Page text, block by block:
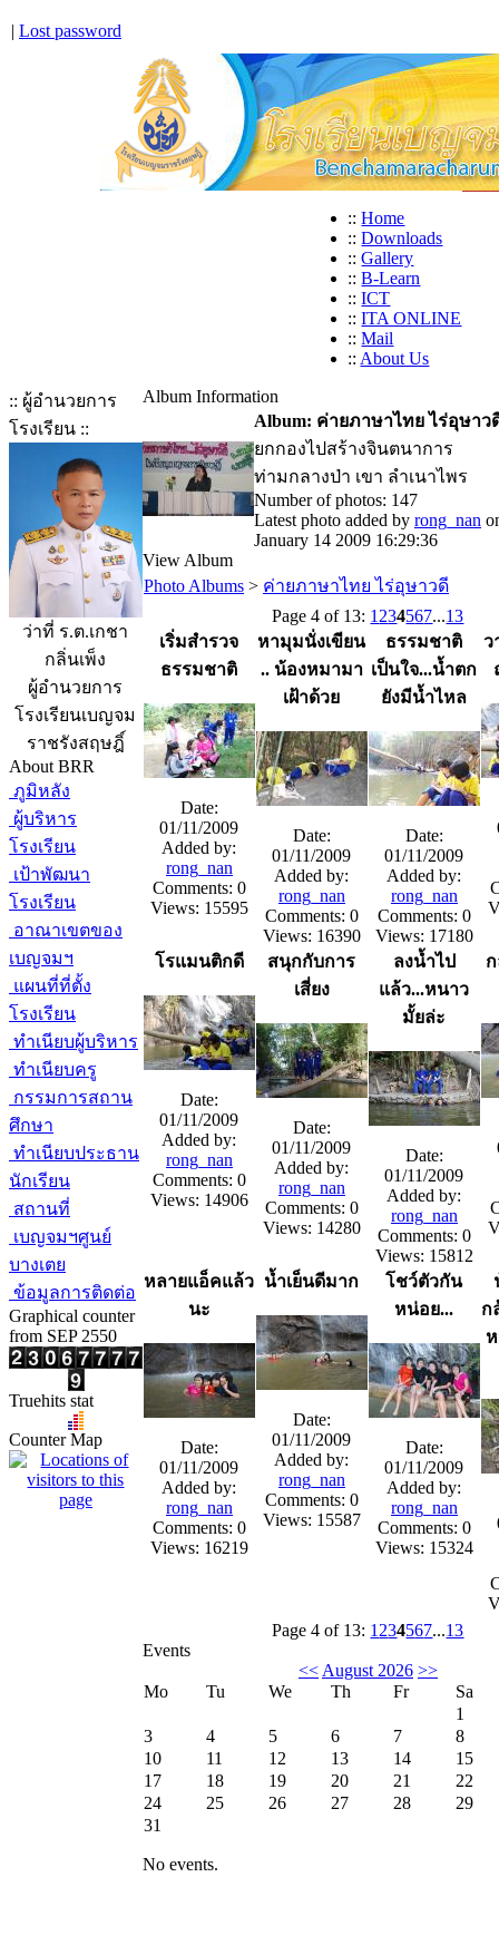
| Lost password
:: Home
:: Downloads
:: Gallery
:: B-Learn
:: ICT
:: ITA ONLINE
:: Mail
:: About Us
:: ผู้อำนวยการ
โรงเรียน ::
ว่าที่ ร.ต.เกชา
กลิ่นเพ็ง
ผู้อำนวยการ
โรงเรียนเบญจม
ราชรังสฤษฎิ์
About BRR
ภูมิหลัง
ผู้บริหาร
โรงเรียน
เป้าพัฒนา
โรงเรียน
อาณาเขตของ
เบญจมฯ
แผนที่ที่ตั้ง
โรงเรียน
ทำเนียบผู้บริหาร
ทำเนียบครู
กรรมการสถาน
ศึกษา
ทำเนียบประธาน
นักเรียน
สถานที่
เบญจมฯศูนย์
บางเตย
ข้อมูลการติดต่อ
Graphical counter
from SEP 2550
Truehits stat
Counter Map
Album Information
Album: ค่ายภาษาไทย ไร่อุษาว
ยกกองไปสร้างจินตนาการ
ท่ามกลางป่า เขา ลำเนาไพร
Number of photos: 147
Latest photo added by rong_nan
January 14 2009 16:29:36
View Album
Photo Albums > ค่ายภาษาไทย ไร่อุษาวดี
Page 4 of 13: 1 234567...13
เริ่มสำรวจ
ธรรมชาติ
Date:
01/11/2009
Added by:
rong_nan
Comments: 0
Views: 15595
หามุมนั่งเขียน
.. น้องหมามา
เฝ้าด้วย
Date:
01/11/2009
Added by:
rong_nan
Comments: 0
Views: 16390
ธรรมชาติ
เป็นใจ...น้ำตก
ยังมีน้ำไหล
Date:
01/11/2009
Added by:
rong_nan
Comments: 0
Views: 17180
ว
โรแมนติกดี
Date:
01/11/2009
Added by:
rong_nan
Comments: 0
Views: 14906
สนุกกับการ
เสี่ยง
Date:
01/11/2009
Added by:
rong_nan
Comments: 0
Views: 14280
ลงน้ำไป
แล้ว...หนาว
มั้ยล่ะ
Date:
01/11/2009
Added by:
rong_nan
Comments: 0
Views: 15812
หลายแอ็คแล้ว
นะ
Date:
01/11/2009
Added by:
rong_nan
Comments: 0
Views: 16219
น้ำเย็นดีมาก
Date:
01/11/2009
Added by:
rong_nan
Comments: 0
Views: 15587
โชว์ตัวกัน
หน่อย...
Date:
01/11/2009
Added by:
rong_nan
Comments: 0
Views: 15324
ก
Page 4 of 13: 1 234567...13
Events
<< August 2026 >>
Mo
Tu We Th Fr
Sa
1
3
4 5 6 7
8
10
11 12 13 14
15
17
18 19 20 21
22
24
25 26 27 28
29
31
No events.